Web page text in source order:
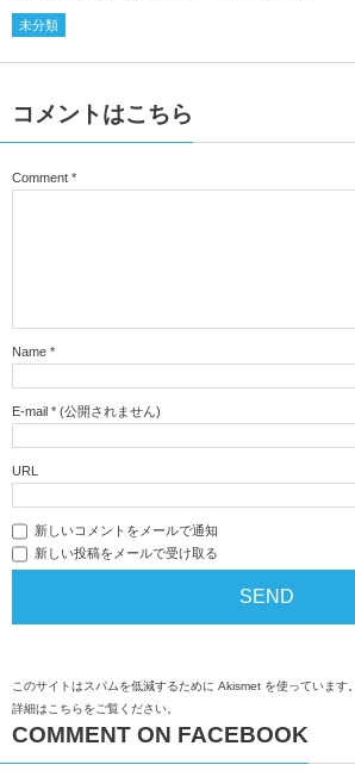
未分類
コメントはこちら
Comment *
Name *
E-mail * (公開されません)
URL
新しいコメントをメールで通知
新しい投稿をメールで受け取る
このサイトはスパムを低減するために Akismet を使っています。
詳細はこちらをご覧ください。
COMMENT ON FACEBOOK